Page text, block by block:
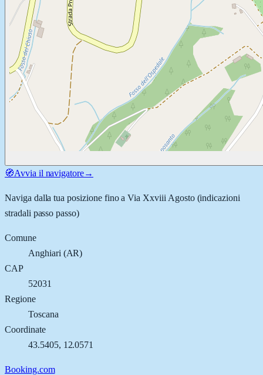
🧭Avvia il navigatore→
Naviga dalla tua posizione fino aVia Xxviii Agosto(indicazioni
stradali passo passo)
Comune
Anghiari (AR)
CAP
52031
Regione
Toscana
Coordinate
43.5405, 12.0571
Booking.com